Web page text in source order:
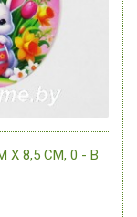
8,5 СМ, 0 - В